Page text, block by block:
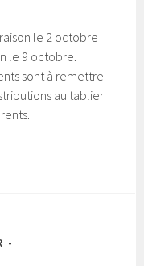
le 2 octobre
le 9 octobre.
sont à remettre
au tablier
-